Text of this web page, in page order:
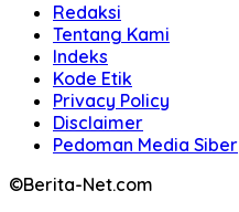
Redaksi
Tentang Kami
Indeks
Kode Etik
Privacy Policy
Disclaimer
Pedoman Media Siber
©Berita-Net.com